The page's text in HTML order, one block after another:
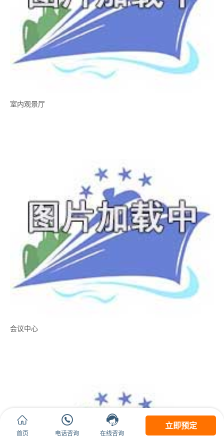
室内观景厅
会议中心

首页

电话咨询

在线咨询
立即预定